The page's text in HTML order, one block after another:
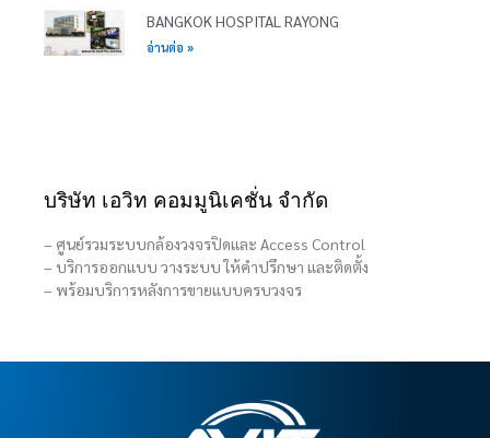
BANGKOK HOSPITAL RAYONG
อ่านต่อ »
บริษัท เอวิท คอมมูนิเคชั่น จำกัด
– ศูนย์รวมระบบกล้องวงจรปิดและ Access Control
– บริการออกแบบ วางระบบ ให้คำปรึกษา และติดตั้ง
– พร้อมบริการหลังการขายแบบครบวงจร